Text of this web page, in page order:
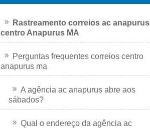
Rastreamento correios ac anapurus
centro Anapurus MA
Perguntas frequentes correios centro
anapurus ma
A agência ac anapurus abre aos
sábados?
Qual o endereço da agência ac